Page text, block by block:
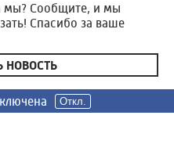
мы? Сообщите, и мы
Спасибо за ваше
НОВОСТЬ
Откл.
Откл.
Откл.
Откл.